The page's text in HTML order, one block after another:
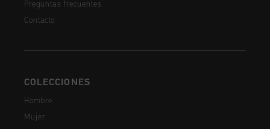
Preguntas frecuentes
Contacto
COLECCIONES
Hombre
Mujer